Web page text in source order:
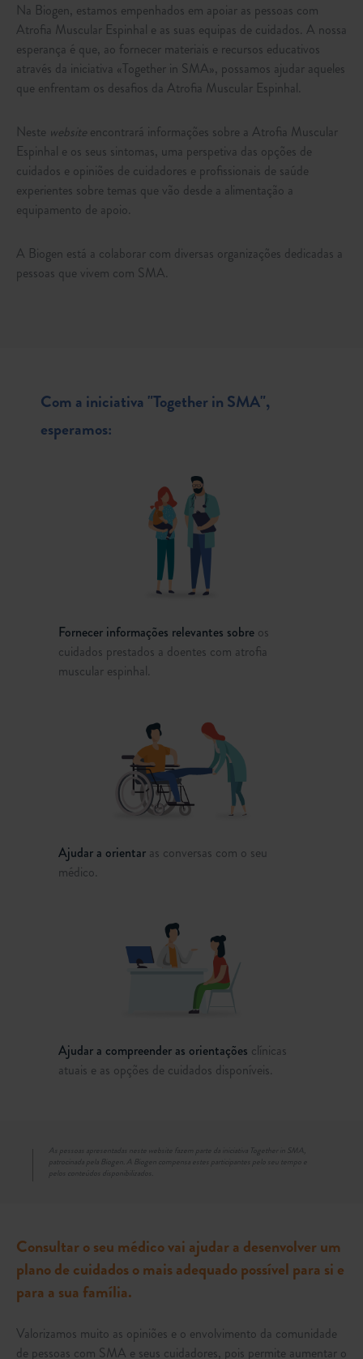
Na Biogen, estamos empenhados em apoiar as pessoas com
Atrofia Muscular Espinhal e as suas equipas de cuidados. A nossa
esperança é que, ao fornecer materiais e recursos educativos
através da iniciativa «Together in SMA», possamos ajudar aqueles
que enfrentam os desafios da Atrofia Muscular Espinhal.
Neste website encontrará informações sobre a Atrofia Muscular
Espinhal e os seus sintomas, uma perspetiva das opções de
cuidados e opiniões de cuidadores e profissionais de saúde
experientes sobre temas que vão desde a alimentação a
equipamento de apoio.
A Biogen está a colaborar com diversas organizações dedicadas a
pessoas que vivem com SMA.
Com a iniciativa "Together in SMA",
esperamos:
Fornecer informações relevantes sobre os
cuidados prestados a doentes com atrofia
muscular espinhal.
Ajudar a orientar as conversas com o seu
médico.
Ajudar a compreender as orientações clínicas
atuais e as opções de cuidados disponíveis.
As pessoas apresentadas neste website fazem parte da iniciativa Together in SMA,
patrocinada pela Biogen. A Biogen compensa estes participantes pelo seu tempo e
pelos conteúdos disponibilizados.
Consultar o seu médico vai ajudar a desenvolver um
plano de cuidados o mais adequado possível para si e
para a sua família.
Valorizamos muito as opiniões e o envolvimento da comunidade
de pessoas com SMA e seus cuidadores, pois permite aumentar o